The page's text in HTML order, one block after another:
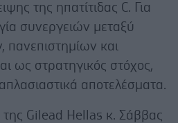
της ηπατίτιδας C. Για
συνεργειών μεταξύ
και
ως στρατηγικός στόχος,
αποτελέσματα.
της Gilead Hellas κ. Σάββας